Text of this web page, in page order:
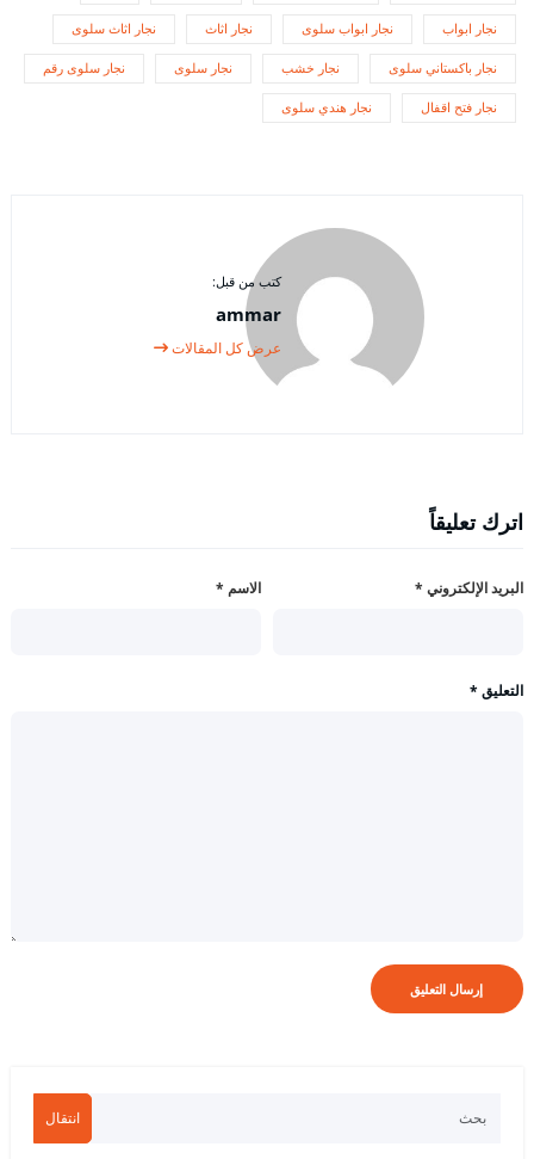
نجار ابواب نجار ابواب سلوى نجار اثاث نجار اثاث سلوى
نجار باكستاني سلوى نجار خشب نجار سلوى نجار سلوى رقم
نجار فتح اقفال نجار هندي سلوى
كتب من قبل:
ammar
عرض كل المقالات
اترك تعليقاً
الاسم * البريد الإلكتروني *
التعليق *
انتقال